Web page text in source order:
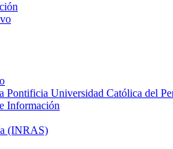
Pontificia Universidad Católica del
Información
(INRAS)